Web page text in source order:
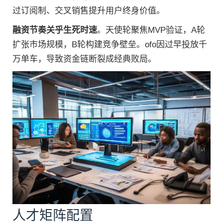
过订阅制、交叉销售提升用户终身价值。
融资节奏关乎生死时速。天使轮聚焦MVP验证，A轮
扩张市场规模，B轮构建竞争壁垒。ofo因过早投放千
万单车，导致资金链断裂成经典败局。
人才矩阵配置